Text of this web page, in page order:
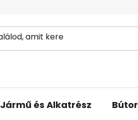
Jármű és Alkatrész Bútor